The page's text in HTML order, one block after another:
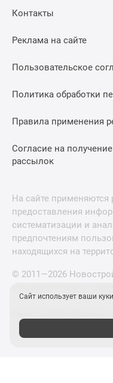
Контакты
Реклама на сайте
Пользовательское
Политика обработки
Правила применения
Согласие на
рассылок
На сайте применяются
предоставления
систематизации и
предпочтениям
находящихся на
© 2011—2026
Сайт использует ваши